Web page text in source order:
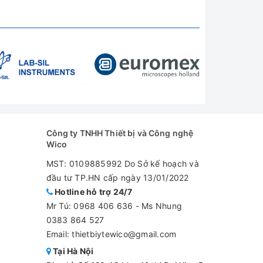
Công ty TNHH Thiết bị và Công nghệ
Wico
MST: 0109885992 Do Sở kế hoạch và
đầu tư TP.HN cấp ngày 13/01/2022
Hotline hỗ trợ 24/7
Mr Tú:0968 406 636 - Ms Nhung
0383 864 527
Email: thietbiytewico@gmail.com
Tại Hà Nội